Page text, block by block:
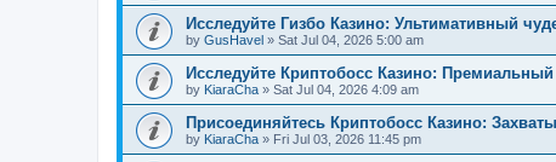
Исследуйте Гизбо Казино: Ультимативный
by GusHavel » Sat Jul 04, 2026 5:00 am
Исследуйте Криптобосс Казино:
by KiaraCha » Sat Jul 04, 2026 4:09 am
Присоединяйтесь Криптобосс Казино:
by KiaraCha » Fri Jul 03, 2026 11:45 pm